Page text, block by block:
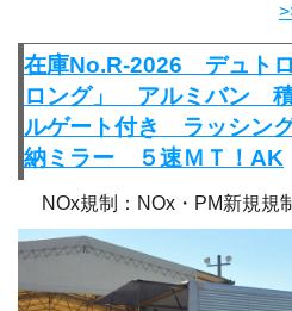
在庫No.R-2026 デュト
ロング」 アルミバン
ルゲート付き ラッシン
納ミラー ５速ＭＴ！AK
NOx規制：NOx・PM新規規